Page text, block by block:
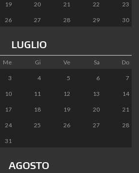
19 20 21 22 23
26 27 28 29 30
LUGLIO
Me Gi Ve Sa Do
3 4 5 6 7
10 11 12 13 14
17 18 19 20 21
24 25 26 27 28
31
AGOSTO